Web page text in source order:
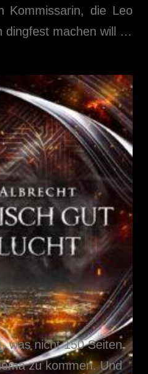
Kommissarin, die Leo
dingfest machen will …
was nicht 150 Seiten
zu kommen. Und